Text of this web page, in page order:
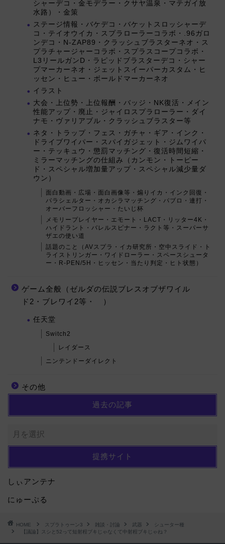
シャーデコ・金モデラー・クサヤ温泉・マテガイ放
水路）・金策
ステージ情報・バケデコ・バケットスロッシャーデ
コ・テイオウイカ・スプラローラーコラボ・.96ガロ
ンデコ・N-ZAP89・クラッシュブラスターネオ・ス
プラチャージャーコラボ・スプラスコープコラボ・
L3リールガンD・ラピッドブラスターデコ・シャー
プマーカーネオ・ジェットスイーパーカスタム・ヒ
ッセン・ヒュー・ボールドマーカーネオ
イラスト
大会・上位勢・上位報酬・バッジ・NK復活・メイン
性能アップ・廃止・ジャイロスプラローラー・ダイ
ナモ・ヴァリアブル・クラッシュブラスター等
ネタ・トラップ・フェス・ガチャ・ギア・インク・
ドライブワイパー・スパイガジェット・ジムワイパ
ー・テッキュウ・懲罰マッチング・復活時間短縮・
ミラーマッチングの仕組み（カンモン・トーピー
ド・スペシャル増加量アップ・スペシャル減少量ダ
ウン）
面白動画・広場・面白画像等・煽りイカ・インク回復・
パラシェルター・オカシラマッチング・パブロ・連打・
オーバーフロッシャー・たいじ杯
メモリープレイヤー・エモート・LACT・リッター4K・
ハイドラント・バレルスピナー・ラクト等・スーパーサ
ザエの使い道
話題のこと（AVスプラ・イカ研究所・空中スライド・ト
ライストリンガー・ワイドローラー・スペースシュータ
ー・R-PEN/5H・ヒッセン・当たり判定・ヒト状態）
ゲーム全般（ゼルダの伝説ブレスオブザワイル
ド2・ブレワイ2等・ ）
任天堂
Switch2
レイダース
ニンテンドーダイレクト
その他
過去の記事
提携サイト
しぃアンテナ
にゅーぷる
HOME スプラトゥーン3 雑談・討論 武器
シューター種
【議論】スシと52って短射程ブキじゃなくて中射程ブキじゃね？